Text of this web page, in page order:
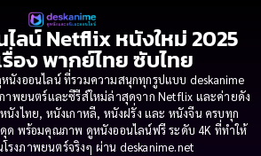
ลน์ Netflix หนังใหม่ 2025
อง พากย์ไทย ซับไทย
นังออนไลน์ ที่รวมความสนุกทุกรูปแบบ deskanime
าพยนตร์และซีรีส์ใหม่ล่าสุดจาก Netflix และค่ายดัง
นังไทย, หนังเกาหลี, หนังฝรั่ง และ หนังจีน ครบทุก
ด พร้อมคุณภาพ ดูหนังออนไลน์ฟรี ระดับ 4K ที่ทำให้
รงภาพยนตร์จริงๆ ผ่าน deskanime.net